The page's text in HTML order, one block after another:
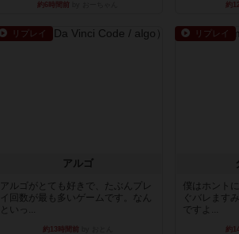
約6時間前 約
リプレイ
アルゴ
アルゴがとても好きで、たぶんプレ
イ回数が最も多いゲームです。なん
といっ...
約13時間前
リプレイ
僕はホント
ぐバレます
ですよ...
約